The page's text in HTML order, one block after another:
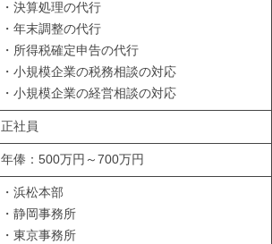
・決算処理の代行
・年末調整の代行
・所得税確定申告の代行
・小規模企業の税務相談の対応
・小規模企業の経営相談の対応
正社員
年俸：500万円～700万円
・浜松本部
・静岡事務所
・東京事務所